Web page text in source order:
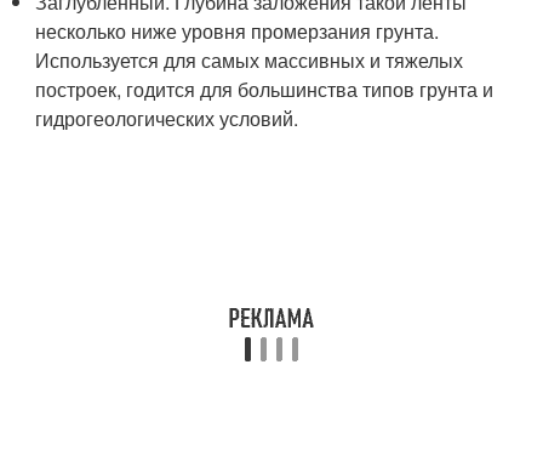
несколько ниже уровня промерзания грунта.
Используется для самых массивных и тяжелых
построек, годится для большинства типов грунта и
гидрогеологических условий.